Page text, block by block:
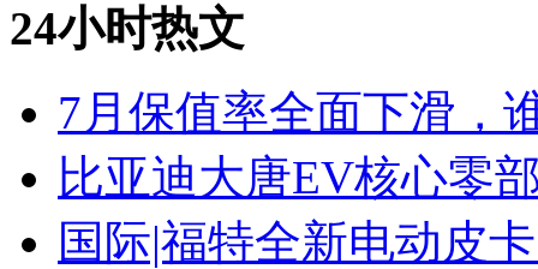
24小时热文
7月保值率全面下滑，
比亚迪大唐EV核心零
国际|福特全新电动皮